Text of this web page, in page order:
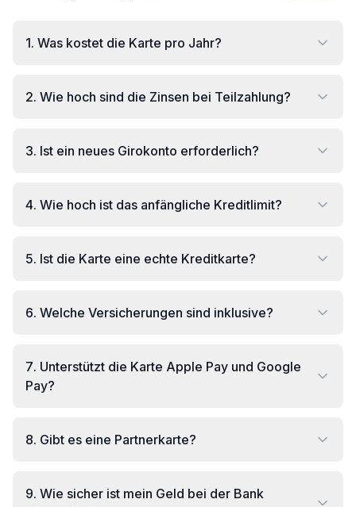
1. Was kostet die Karte pro Jahr?
2. Wie hoch sind die Zinsen bei Teilzahlung?
3. Ist ein neues Girokonto erforderlich?
4. Wie hoch ist das anfängliche Kreditlimit?
5. Ist die Karte eine echte Kreditkarte?
6. Welche Versicherungen sind inklusive?
7. Unterstützt die Karte Apple Pay und Google
Pay?
8. Gibt es eine Partnerkarte?
9. Wie sicher ist mein Geld bei der Bank